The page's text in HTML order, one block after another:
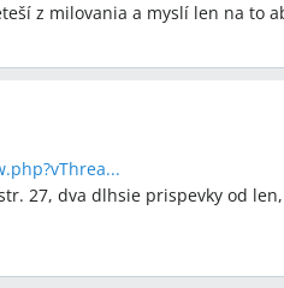
odber krvi na prolaktín,
z milovania a myslí len na to
27, dva dlhsie prispevky od